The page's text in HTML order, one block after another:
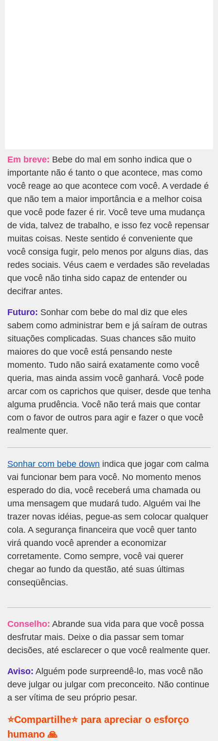
Em breve: Bebe do mal em sonho indica que o
importante não é tanto o que acontece, mas como
você reage ao que acontece com você. A verdade é
que não tem a maior importância e a melhor coisa
que você pode fazer é rir. Você teve uma mudança
de vida, talvez de trabalho, e isso fez você repensar
muitas coisas. Neste sentido é conveniente que
você consiga fugir, pelo menos por alguns dias, das
redes sociais. Véus caem e verdades são reveladas
que você não tinha sido capaz de entender ou
decifrar antes.
Futuro: Sonhar com bebe do mal diz que eles
sabem como administrar bem e já saíram de outras
situações complicadas. Suas chances são muito
maiores do que você está pensando neste
momento. Tudo não sairá exatamente como você
queria, mas ainda assim você ganhará. Você pode
arcar com os caprichos que quiser, desde que tenha
alguma prudência. Você não terá mais que contar
com o favor de outros para agir e fazer o que você
realmente quer.
Sonhar com bebe down indica que jogar com calma
vai funcionar bem para você. No momento menos
esperado do dia, você receberá uma chamada ou
uma mensagem que mudará tudo. Alguém vai lhe
trazer novas idéias, pegue-as sem colocar qualquer
cola. A segurança financeira que você quer tanto
virá quando você aprender a economizar
corretamente. Como sempre, você vai querer
chegar ao fundo da questão, até suas últimas
conseqüências.
Conselho: Abrande sua vida para que você possa
desfrutar mais. Deixe o dia passar sem tomar
decisões, até esclarecer o que você realmente quer.
Aviso: Alguém pode surpreendê-lo, mas você não
deve julgar ou julgar com preconceito. Não continue
a ser vítima de seu próprio pesar.
⭐Compartilhe⭐ para apreciar o esforço
humano 🙏